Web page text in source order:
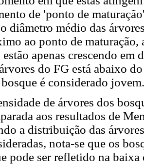
de 'ponto de
diâmetro médio das
ao ponto de maturação,
apenas crescendo
do FG está abaixo
bosque é considerado jovem.
de árvores dos
aos resultados de
a distribuição das
nota-se que os
pode ser refletido na baixa